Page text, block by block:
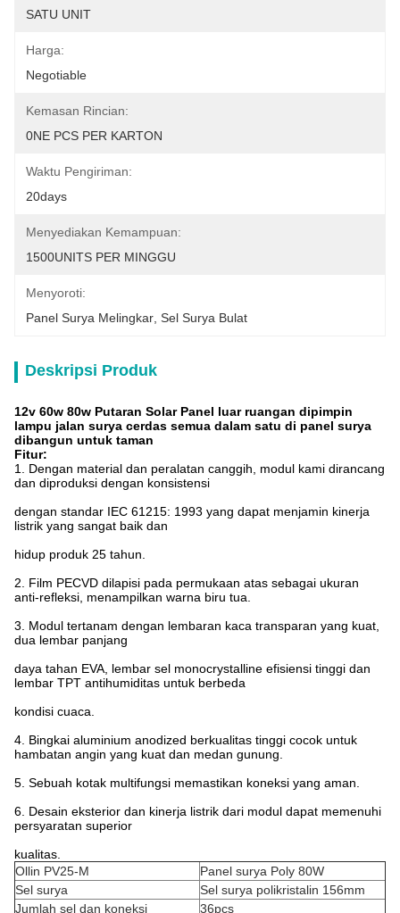
SATU UNIT
Harga:
Negotiable
Kemasan Rincian:
0NE PCS PER KARTON
Waktu Pengiriman:
20days
Menyediakan Kemampuan:
1500UNITS PER MINGGU
Menyoroti:
Panel Surya Melingkar Sel Surya Bulat
Deskripsi Produk
12v 60w 80w Putaran Solar Panel luar ruangan dipimpin
lampu jalan surya cerdas semua dalam satu di panel surya
dibangun untuk taman
Fitur:
1. Dengan material dan peralatan canggih, modul kami dirancang
dan diproduksi dengan konsistensi
dengan standar IEC 61215: 1993 yang dapat menjamin kinerja
listrik yang sangat baik dan
hidup produk 25 tahun.
2. Film PECVD dilapisi pada permukaan atas sebagai ukuran
anti-refleksi, menampilkan warna biru tua.
3. Modul tertanam dengan lembaran kaca transparan yang kuat,
dua lembar panjang
daya tahan EVA, lembar sel monocrystalline efisiensi tinggi dan
lembar TPT antihumiditas untuk berbeda
kondisi cuaca.
4. Bingkai aluminium anodized berkualitas tinggi cocok untuk
hambatan angin yang kuat dan medan gunung.
5. Sebuah kotak multifungsi memastikan koneksi yang aman.
6. Desain eksterior dan kinerja listrik dari modul dapat memenuhi
persyaratan superior
kualitas.
Ollin PV25-M
Panel surya Poly 80W
Sel surya
Sel surya polikristalin 156mm
Jumlah sel dan koneksi
36pcs